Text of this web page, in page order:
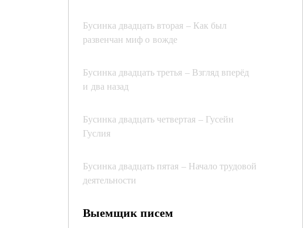
Бусинка двадцать вторая – Как был
развенчан миф о вожде
Бусинка двадцать третья – Взгляд вперёд
и два назад
Бусинка двадцать четвертая – Гусейн
Гуслия
Бусинка двадцать пятая – Начало трудовой
деятельности
Выемщик писем